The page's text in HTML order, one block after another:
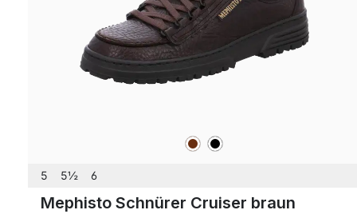
braunschwarz
5 5½ 6
Mephisto Schnürer Cruiser braun